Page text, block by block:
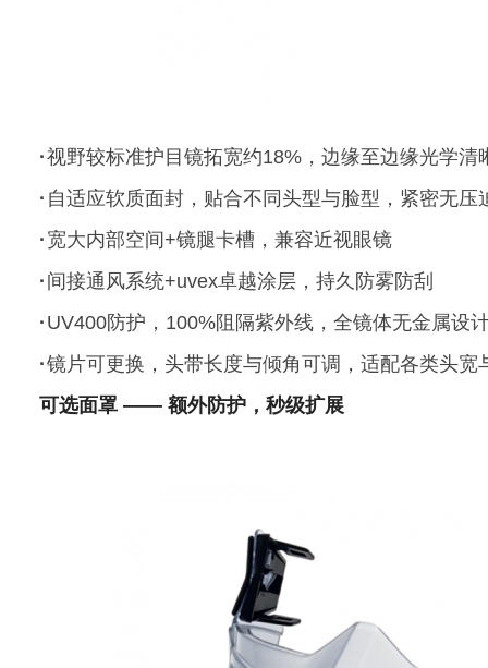
·视野较标准护目镜拓宽约18%，边缘至边缘光学清
· 自适应软质面封，贴合不同头型与脸型，紧密无压
· 宽大内部空间+镜腿卡槽，兼容近视眼镜
· 间接通风系统+uvex卓越涂层，持久防雾防刮
· UV400防护，100%阻隔紫外线，全镜体无金属设
·镜片可更换，头带长度与倾角可调，适配各类头宽
可选面罩 —— 额外防护，秒级扩展